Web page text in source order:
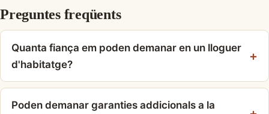
Preguntes freqüents
Quanta fiança em poden demanar en un lloguer
d'habitatge?
Poden demanar garanties addicionals a la